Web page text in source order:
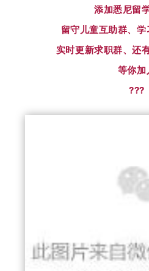
添加悉尼留
留守儿童互助群、学
实时更新求职群、还
等你加
???